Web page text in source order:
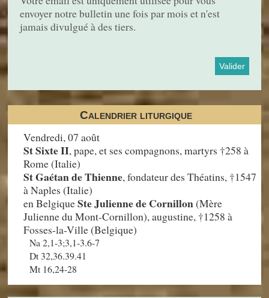
envoyer notre bulletin une fois par mois et n'est
jamais divulgué à des tiers.
Calendrier liturgique
Vendredi, 07 août
St Sixte II, pape, et ses compagnons, martyrs †258 à
Rome (Italie)
St Gaétan de Thienne, fondateur des Théatins, †1547
à Naples (Italie)
en BelgiqueSte Julienne de Cornillon(Mère
Julienne du Mont-Cornillon), augustine, †1258 à
Fosses-la-Ville (Belgique)
Na 2,1-3;3,1-3.6-7
Dt 32,36.39.41
Mt 16,24-28